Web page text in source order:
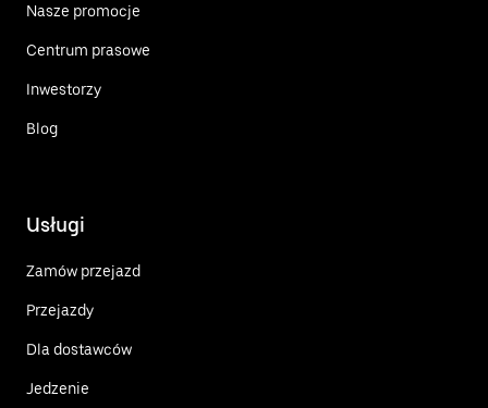
Nasze promocje
Centrum prasowe
Inwestorzy
Blog
Usługi
Zamów przejazd
Przejazdy
Dla dostawców
Jedzenie